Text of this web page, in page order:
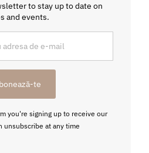
to stay up to date on
and events.
te
you're signing up to receive our
unsubscribe at any time